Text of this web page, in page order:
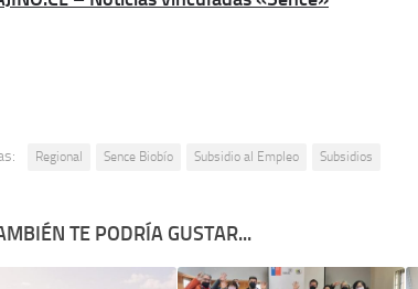
Regional Sence Biobío Subsidio al Empleo Subsidios
TE PODRÍA GUSTAR...